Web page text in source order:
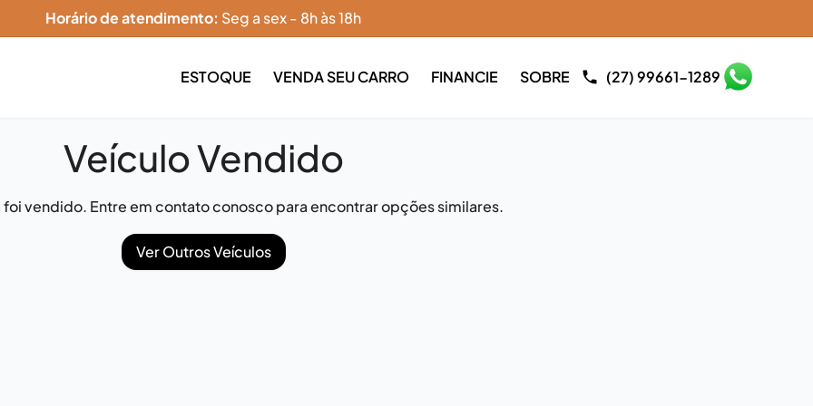
Horário de atendimento: Seg a sex - 8h às 18h
ESTOQUE VENDA SEU CARRO FINANCIE SOBRE (27) 99661-1289
Veículo Vendido
foi vendido. Entre em contato conosco para encontrar opções similares.
Ver Outros Veículos